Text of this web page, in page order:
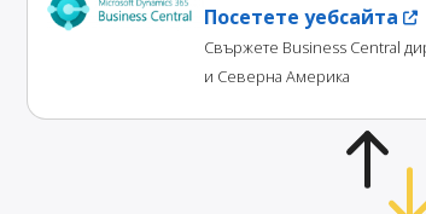
Посетете уебсайта
Свържете Business Central
и Северна Америка